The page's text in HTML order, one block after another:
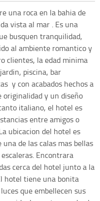
una roca en la bahia de
vista al mar . Es una
busquen tranquilidad,
al ambiente romantico y
clientes, la edad minima
piscina, bar
y con acabados hechos a
originalidad y un diseño
italiano, el hotel es
entre amigos o
ubicacion del hotel es
de las calas mas bellas
Encontrara
cerca del hotel junto a la
hotel tiene una bonita
que embellecen sus